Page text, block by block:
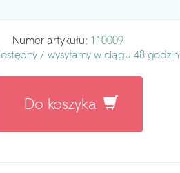
Numer artykułu: 110009
/ wysyłamy w ciągu 48 godzin
Do koszyka